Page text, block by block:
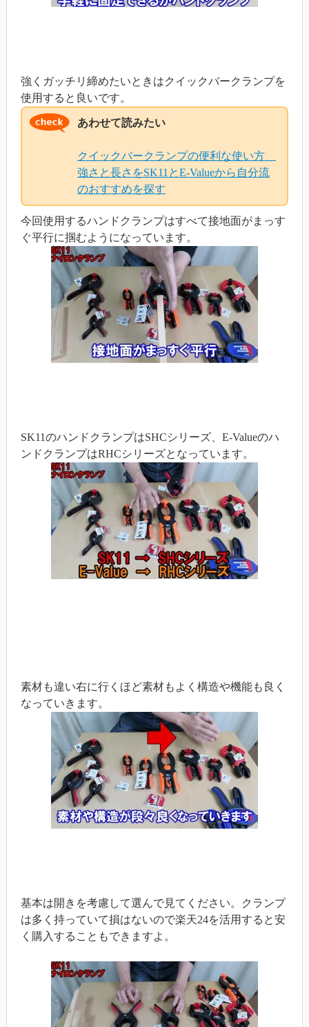
強くガッチリ締めたいときはクイックバークランプを
使用すると良いです。
あわせて読みたい
クイックバークランプの便利な使い方
強さと長さをSK11とE-Valueから自分流
のおすすめを探す
今回使用するハンドクランプはすべて接地面がまっす
ぐ平行に掴むようになっています。
SK11のハンドクランプはSHCシリーズ、E-Valueのハ
ンドクランプはRHCシリーズとなっています。
素材も違い右に行くほど素材もよく構造や機能も良く
なっていきます。
基本は開きを考慮して選んで見てください。クランプ
は多く持っていて損はないので楽天24を活用すると安
く購入することもできますよ。